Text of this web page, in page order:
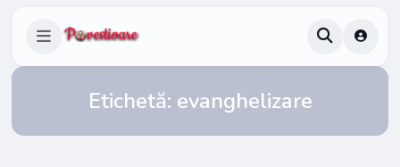
Etichetă: evanghelizare